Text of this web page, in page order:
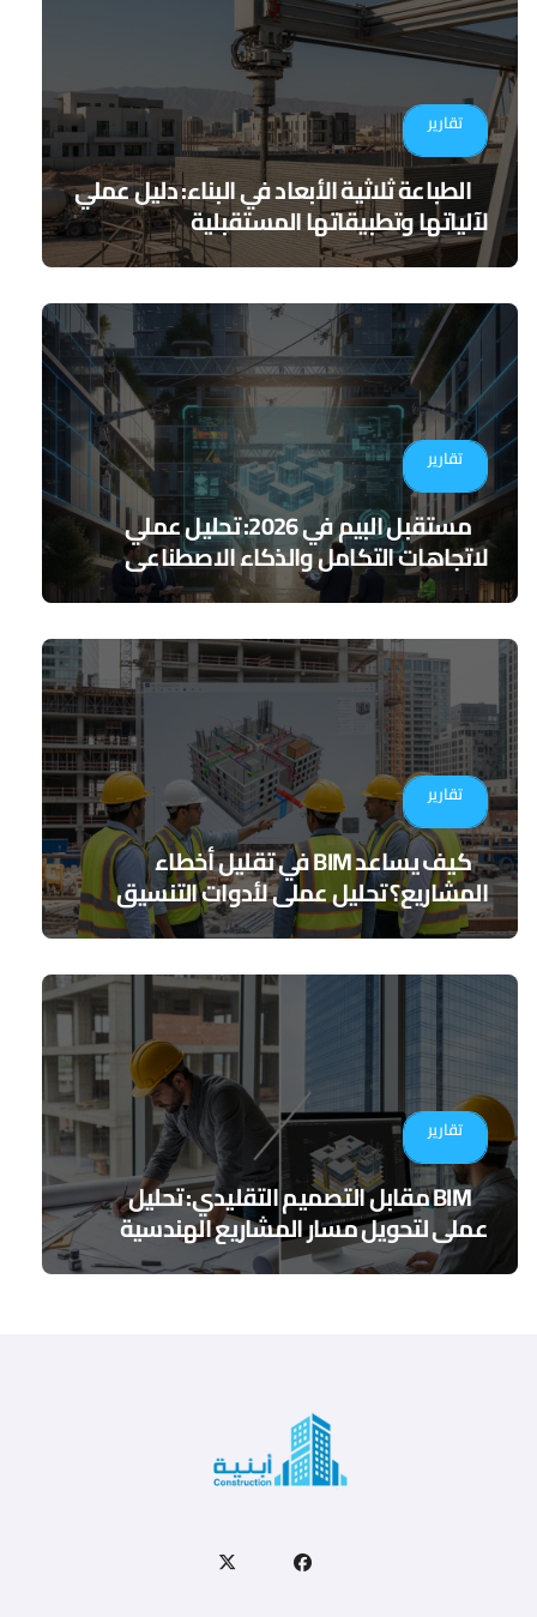
تقارير
الطباعة ثلاثية الأبعاد في البناء: دليل عملي
لآلياتها وتطبيقاتها المستقبلية
تقارير
مستقبل البيم في 2026: تحليل عملي
لاتجاهات التكامل والذكاء الاصطناعي
تقارير
كيف يساعد BIM في تقليل أخطاء
المشاريع؟ تحليل عملي لأدوات التنسيق
الرقمي
تقارير
BIM مقابل التصميم التقليدي: تحليل
عملي لتحويل مسار المشاريع الهندسية